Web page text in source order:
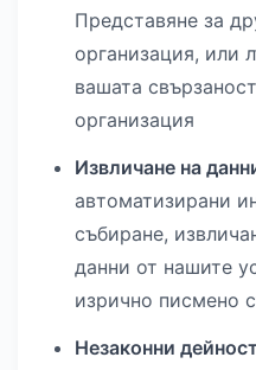
Представяне за
организация, или
вашата
организация
Извличане на
автоматизирани
събиране,
данни от нашите
изрично писмено
Незаконни